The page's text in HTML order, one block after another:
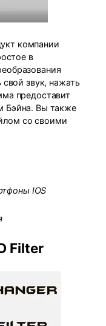
компании
в
свой звук, нажать
предоставит
Бэйна. Вы также
со своими
IOS
Filter